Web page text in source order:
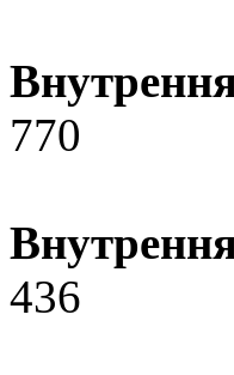
770
436